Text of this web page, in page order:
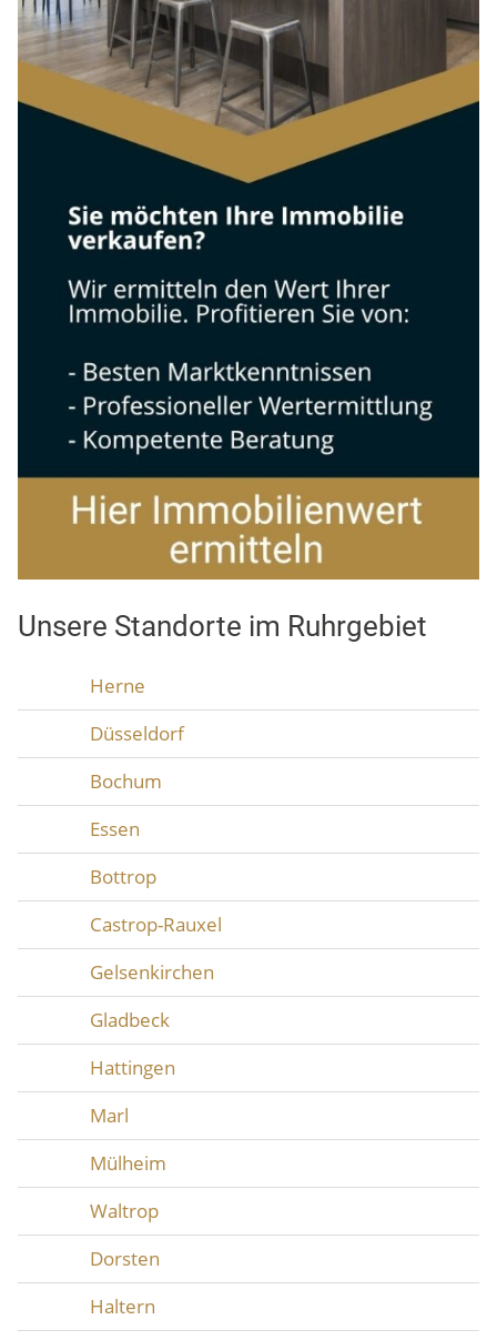
Unsere Standorte im Ruhrgebiet
Herne
Düsseldorf
Bochum
Essen
Bottrop
Castrop-Rauxel
Gelsenkirchen
Gladbeck
Hattingen
Marl
Mülheim
Waltrop
Dorsten
Haltern